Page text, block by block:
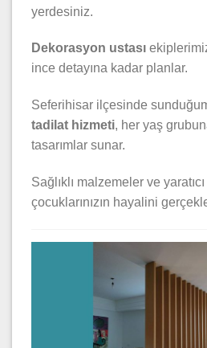
yerdesiniz.
Dekorasyon ustası
ince detayına kadar planlar.
Seferihisar ilçesinde
tadilat hizmeti, her yaş
tasarımlar sunar.
Sağlıklı malzemeler ve
çocuklarınızın hayalini